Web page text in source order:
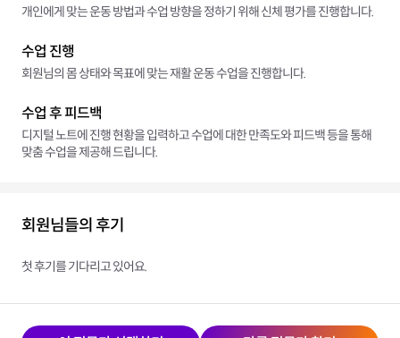
개인에게 맞는 운동 방법과 수업 방향을 정하기 위해 신체 평가를 진행합니다.
수업 진행
회원님의 몸 상태와 목표에 맞는 재활 운동 수업을 진행합니다.
수업 후 피드백
디지털 노트에 진행 현황을 입력하고 수업에 대한 만족도와 피드백 등을 통해
맞춤 수업을 제공해 드립니다.
회원님들의 후기
첫 후기를 기다리고 있어요.